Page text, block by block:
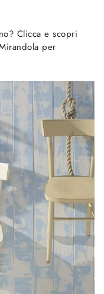
Clicca e scopri
per